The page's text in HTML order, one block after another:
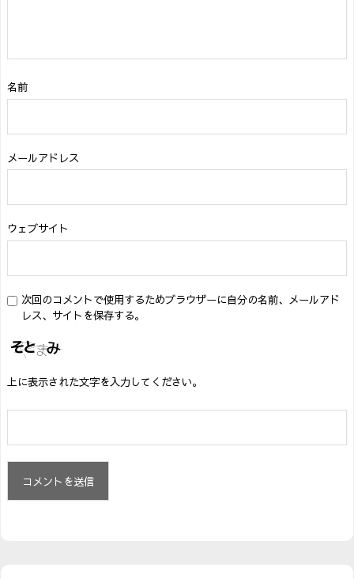
名前
メールアドレス
ウェブサイト
次回のコメントで使用するためブラウザーに自分の名前、メールアド
レス、サイトを保存する。
上に表示された文字を入力してください。